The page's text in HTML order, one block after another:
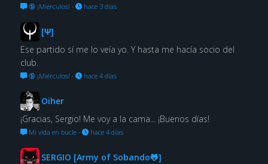
🔞 ¡Miérculos! · hace 3 días
[Ψ]
Ese partido sí me lo veía yo. Y hasta me hacía socio del
club.
🔞 ¡Miérculos! · hace 4 días
Oiher
¡Gracias, Sergio! Me voy a la cama... ¡Buenos días!
Mi vida en bucle· hace 4 días
SERGIO [Army of Sobando🐸]